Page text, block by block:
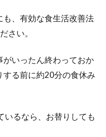
を毎日食べると、「太る」と考え
きっと多いでしょう。その一方
、有効な食生活改善法
さい。
がいったん終わっておか
る前に約20分の食休み
いるなら、お替りしても